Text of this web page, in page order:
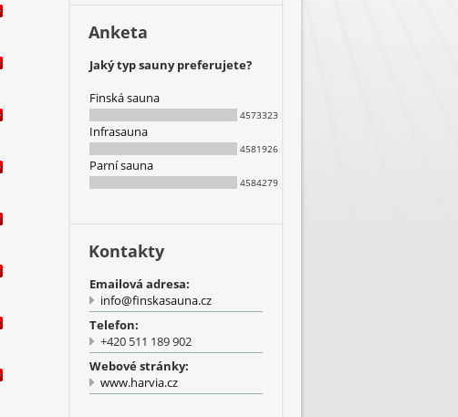
Anketa
Jaký typ sauny preferujete?
Finská sauna
4573323
Infrasauna
4581926
Parní sauna
4584279
Kontakty
Emailová adresa:
info@finskasauna.cz
Telefon:
+420 511 189 902
Webové stránky:
www.harvia.cz